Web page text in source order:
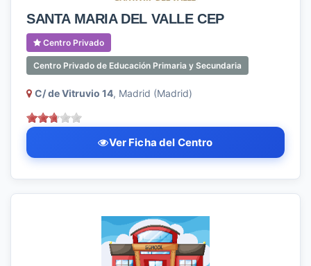
SANTA MARIA DEL VALLE CEP
Centro Privado
Centro Privado de Educación Primaria y Secundaria
C/ de Vitruvio 14, Madrid (Madrid)
Ver Ficha del Centro